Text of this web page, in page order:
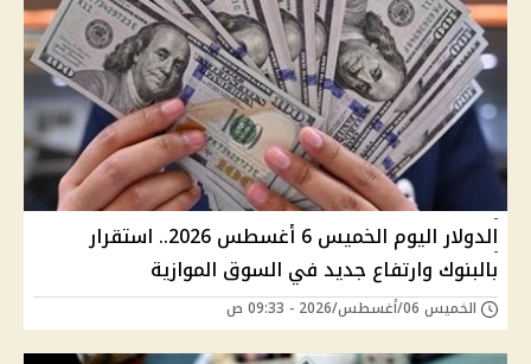
الدولار اليوم الخميس 6 أغسطس 2026.. استقرار
بالبنوك وارتفاع جديد في السوق الموازية
الخميس 06/أغسطس/2026 - 09:33 ص